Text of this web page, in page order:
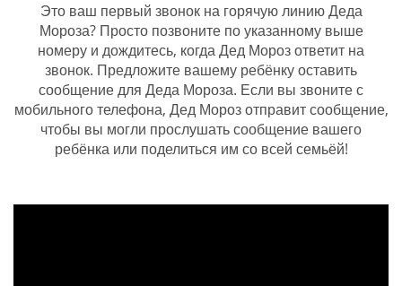
Это ваш первый звонок на горячую линию Деда
Мороза? Просто позвоните по указанному выше
номеру и дождитесь, когда Дед Мороз ответит на
звонок. Предложите вашему ребёнку оставить
сообщение для Деда Мороза. Если вы звоните с
мобильного телефона, Дед Мороз отправит сообщение,
чтобы вы могли прослушать сообщение вашего
ребёнка или поделиться им со всей семьёй!